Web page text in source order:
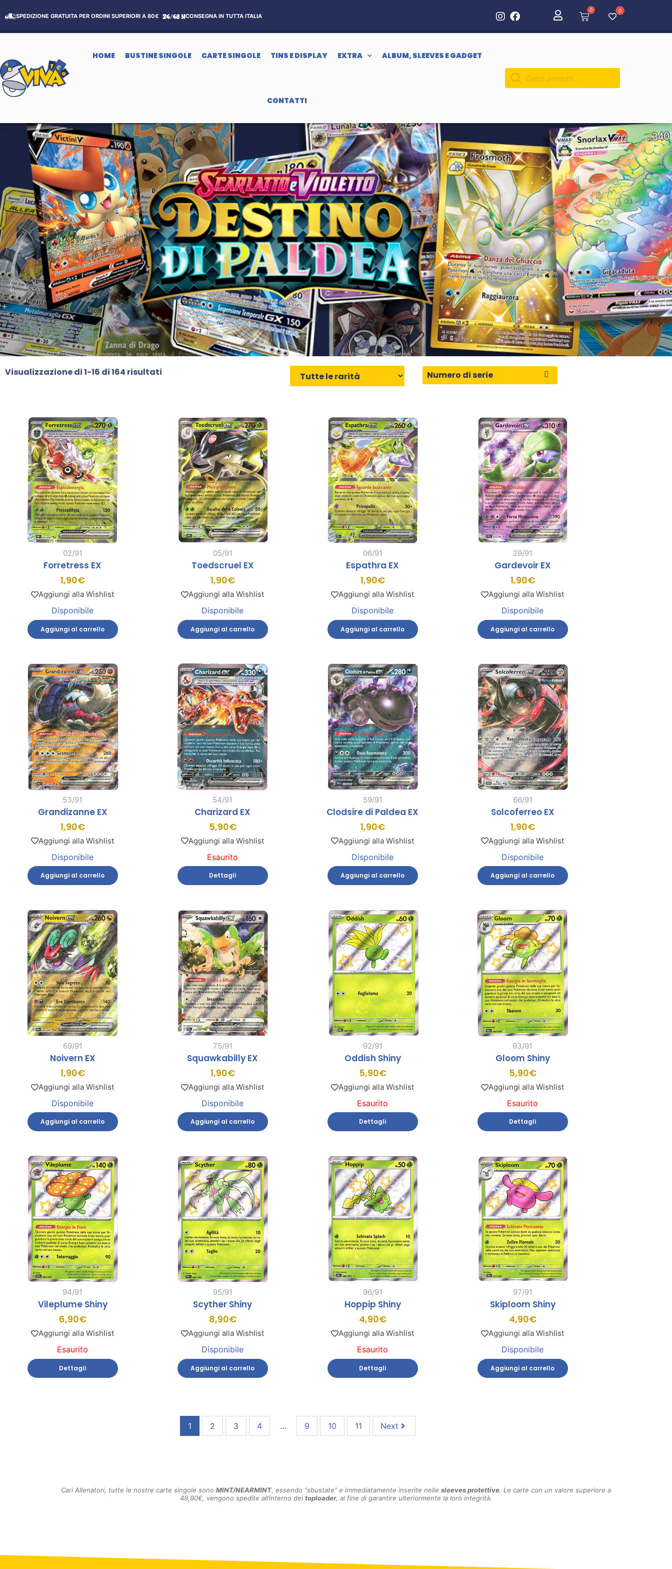
SPEDIZIONE GRATUITA PER ORDINI SUPERIORI A 80€ CONSEGNA IN TUTTA ITALIA
0 0
HOME BUSTINE SINGOLE CARTE SINGOLE TINS E DISPLAY EXTRA ALBUM, SLEEVES E GADGET
CONTATTI
Visualizzazione di 1-16 di 164 risultati
02/91
Forretress EX
1,90€
Aggiungi alla Wishlist
Disponibile
Aggiungi al carrello
05/91
Toedscruel EX
1,90€
Aggiungi alla Wishlist
Disponibile
Aggiungi al carrello
06/91
Espathra EX
1,90€
Aggiungi alla Wishlist
Disponibile
Aggiungi al carrello
29/91
Gardevoir EX
1,90€
Aggiungi alla Wishlist
Disponibile
Aggiungi al carrello
53/91
Grandizanne EX
1,90€
Aggiungi alla Wishlist
Disponibile
Aggiungi al carrello
54/91
Charizard EX
5,90€
Aggiungi alla Wishlist
Esaurito
Dettagli
59/91
Clodsire di Paldea EX
1,90€
Aggiungi alla Wishlist
Disponibile
Aggiungi al carrello
66/91
Solcoferreo EX
1,90€
Aggiungi alla Wishlist
Disponibile
Aggiungi al carrello
69/91
Noivern EX
1,90€
Aggiungi alla Wishlist
Disponibile
Aggiungi al carrello
75/91
Squawkabilly EX
1,90€
Aggiungi alla Wishlist
Disponibile
Aggiungi al carrello
92/91
Oddish Shiny
5,90€
Aggiungi alla Wishlist
Esaurito
Dettagli
93/91
Gloom Shiny
5,90€
Aggiungi alla Wishlist
Esaurito
Dettagli
94/91
Vileplume Shiny
6,90€
Aggiungi alla Wishlist
Esaurito
Dettagli
95/91
Scyther Shiny
8,90€
Aggiungi alla Wishlist
Disponibile
Aggiungi al carrello
96/91
Hoppip Shiny
4,90€
Aggiungi alla Wishlist
Esaurito
Dettagli
97/91
Skiploom Shiny
4,90€
Aggiungi alla Wishlist
Disponibile
Aggiungi al carrello
1 2 3 4 … 9 10 11 Next
Cari Allenatori, tutte le nostre carte singole sono MINT/NEARMINT, essendo “sbustate” e immediatamente inserite nelle sleeves protettive. Le carte con un valore superiore a
49,90€, vengono spedite all’interno dei toploader, al fine di garantire ulteriormente la loro integrità.